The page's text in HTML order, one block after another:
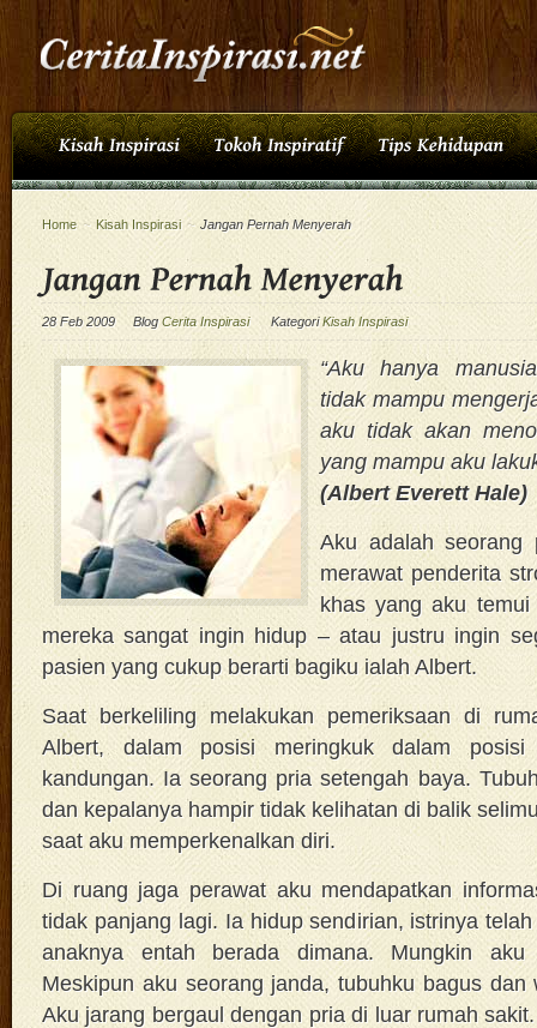
Home ~ Kisah Inspirasi ~ Jangan Pernah Menyerah
28 Feb 2009 BlogCerita Inspirasi KategoriKisah Inspirasi
“Aku hanya
tidak mampu
aku tidak akan
yang mampu aku
(Albert Everett Hale)
Aku adalah seorang
merawat penderita
khas yang aku
mereka sangat ingin hidup – atau justru ingin
pasien yang cukup berarti bagiku ialah Albert.
Saat berkeliling melakukan pemeriksaan di
Albert, dalam posisi meringkuk dalam
kandungan. Ia seorang pria setengah baya.
dan kepalanya hampir tidak kelihatan di balik
saat aku memperkenalkan diri.
Di ruang jaga perawat aku mendapatkan
tidak panjang lagi. Ia hidup sendirian, istrinya
anaknya entah berada dimana. Mungkin aku
Meskipun aku seorang janda, tubuhku bagus dan
Aku jarang bergaul dengan pria di luar rumah